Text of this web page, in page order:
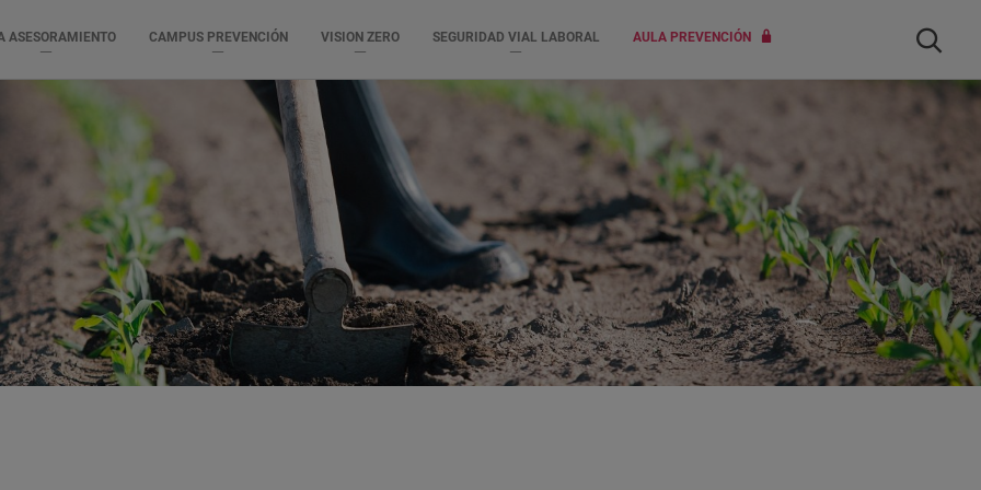
ASESORAMIENTO CAMPUS PREVENCIÓN VISION ZERO SEGURIDAD VIAL LABORAL AULA PREVENCIÓN Buscar